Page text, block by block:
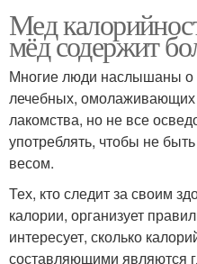
Мед
мёд содержит
Многие люди наслышаны о
лечебных, омолаживающих
лакомства, но не все
употреблять, чтобы не
весом.
Тех, кто следит за своим
калории, организует
интересует, сколько
составляющими являются